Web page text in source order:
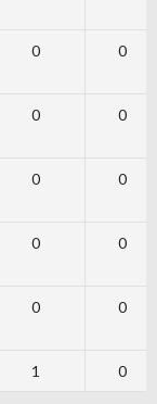
0 0
0 0
0 0
0 0
0 0
1 0